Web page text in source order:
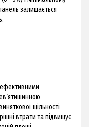
залишається
щільності
втрати та підвищує